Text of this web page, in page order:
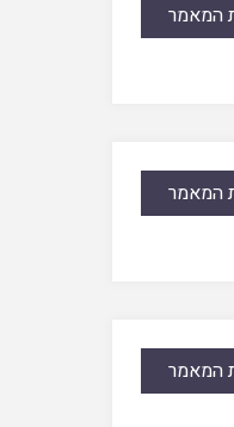
המאמר
המאמר
המאמר